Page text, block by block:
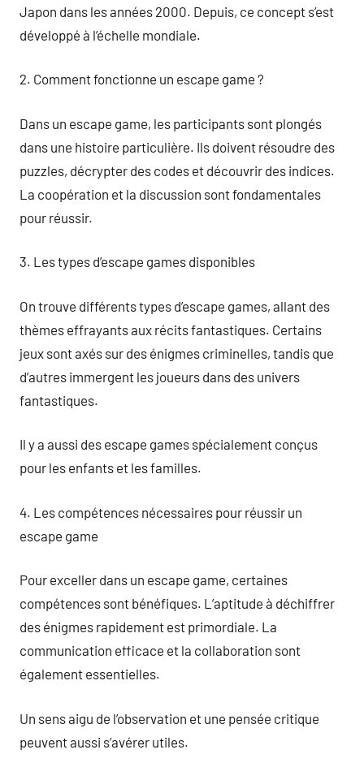
Japon dans les années 2000. Depuis, ce concept s’est
développé à l’échelle mondiale.
2. Comment fonctionne un escape game ?
Dans un escape game, les participants sont plongés
dans une histoire particulière. Ils doivent résoudre des
puzzles, décrypter des codes et découvrir des indices.
La coopération et la discussion sont fondamentales
pour réussir.
3. Les types d’escape games disponibles
On trouve différents types d’escape games, allant des
thèmes effrayants aux récits fantastiques. Certains
jeux sont axés sur des énigmes criminelles, tandis que
d’autres immergent les joueurs dans des univers
fantastiques.
Il y a aussi des escape games spécialement conçus
pour les enfants et les familles.
4. Les compétences nécessaires pour réussir un
escape game
Pour exceller dans un escape game, certaines
compétences sont bénéfiques. L’aptitude à déchiffrer
des énigmes rapidement est primordiale. La
communication efficace et la collaboration sont
également essentielles.
Un sens aigu de l’observation et une pensée critique
peuvent aussi s’avérer utiles.